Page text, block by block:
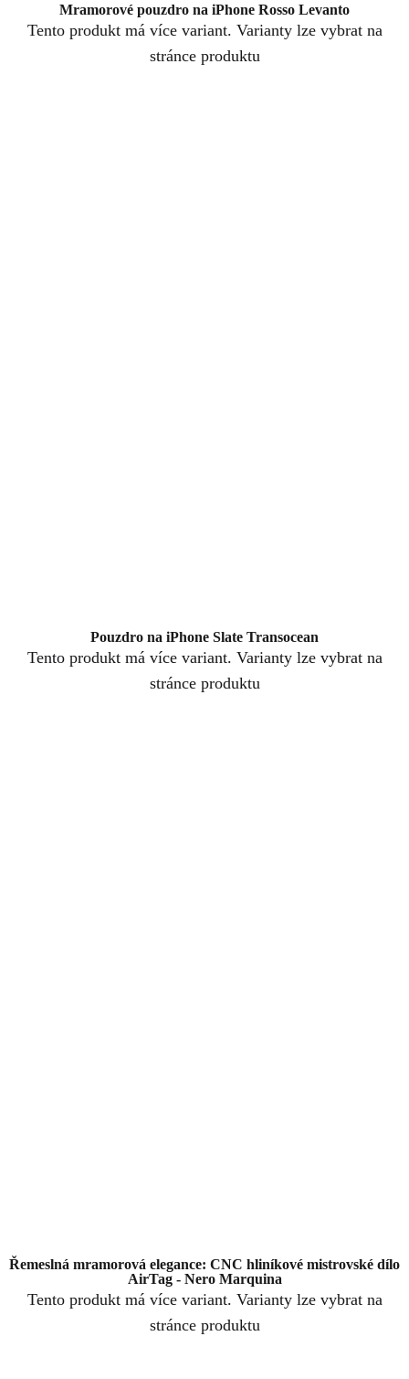
Mramorové pouzdro na iPhone Rosso Levanto
Tento produkt má více variant. Varianty lze vybrat na
stránce produktu
Pouzdro na iPhone Slate Transocean
Tento produkt má více variant. Varianty lze vybrat na
stránce produktu
Řemeslná mramorová elegance: CNC hliníkové mistrovské dílo
AirTag - Nero Marquina
Tento produkt má více variant. Varianty lze vybrat na
stránce produktu